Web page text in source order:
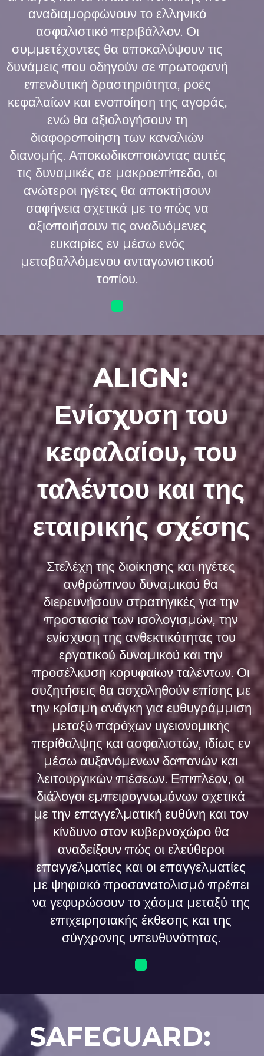
αναδιαμορφώνουν το ελληνικό
ασφαλιστικό περιβάλλον. Οι
συμμετέχοντες θα αποκαλύψουν τις
δυνάμεις που οδηγούν σε πρωτοφανή
επενδυτική δραστηριότητα, ροές
κεφαλαίων και ενοποίηση της αγοράς,
ενώ θα αξιολογήσουν τη
διαφοροποίηση των καναλιών
διανομής. Αποκωδικοποιώντας αυτές
τις δυναμικές σε μακροεπίπεδο, οι
ανώτεροι ηγέτες θα αποκτήσουν
σαφήνεια σχετικά με το πώς να
αξιοποιήσουν τις αναδυόμενες
ευκαιρίες εν μέσω ενός
μεταβαλλόμενου ανταγωνιστικού
τοπίου.
ALIGN:
Ενίσχυση του
κεφαλαίου, του
ταλέντου και της
εταιρικής σχέσης
Στελέχη της διοίκησης και ηγέτες
ανθρώπινου δυναμικού θα
διερευνήσουν στρατηγικές για την
προστασία των ισολογισμών, την
ενίσχυση της ανθεκτικότητας του
εργατικού δυναμικού και την
προσέλκυση κορυφαίων ταλέντων. Οι
συζητήσεις θα ασχοληθούν επίσης με
την κρίσιμη ανάγκη για ευθυγράμμιση
μεταξύ παρόχων υγειονομικής
περίθαλψης και ασφαλιστών, ιδίως εν
μέσω αυξανόμενων δαπανών και
λειτουργικών πιέσεων. Επιπλέον, οι
διάλογοι εμπειρογνωμόνων σχετικά
με την επαγγελματική ευθύνη και τον
κίνδυνο στον κυβερνοχώρο θα
αναδείξουν πώς οι ελεύθεροι
επαγγελματίες και οι επαγγελματίες
με ψηφιακό προσανατολισμό πρέπει
να γεφυρώσουν το χάσμα μεταξύ της
επιχειρησιακής έκθεσης και της
σύγχρονης υπευθυνότητας.
SAFEGUARD: